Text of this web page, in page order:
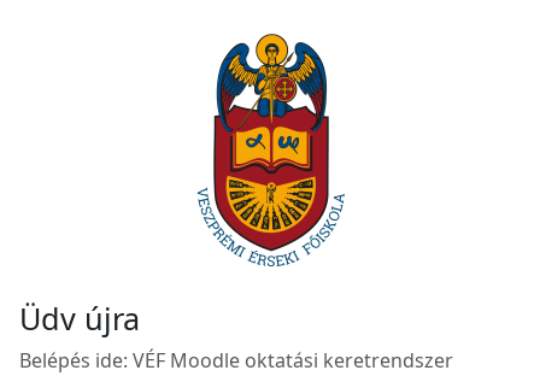
Üdv újra
Belépés ide: VÉF Moodle oktatási keretrendszer